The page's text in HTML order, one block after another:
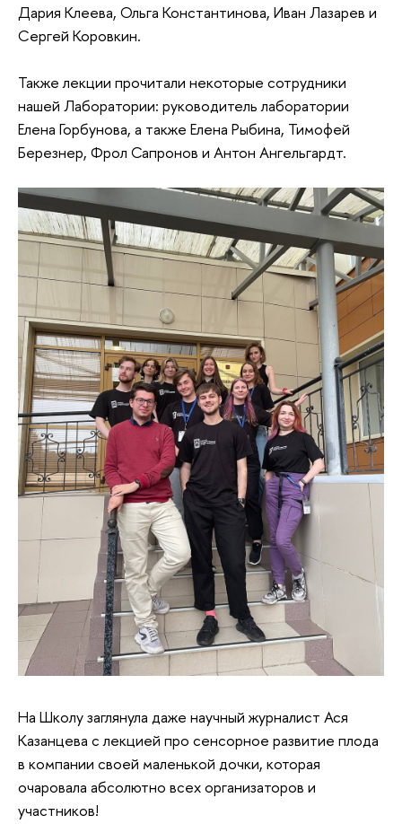
Дария Клеева, Ольга Константинова, Иван Лазарев и
Сергей Коровкин.
Также лекции прочитали некоторые сотрудники
нашей Лаборатории: руководитель лаборатории
Елена Горбунова, а также Елена Рыбина, Тимофей
Березнер, Фрол Сапронов и Антон Ангельгардт.
На Школу заглянула даже научный журналист Ася
Казанцева с лекцией про сенсорное развитие плода
в компании своей маленькой дочки, которая
очаровала абсолютно всех организаторов и
участников!